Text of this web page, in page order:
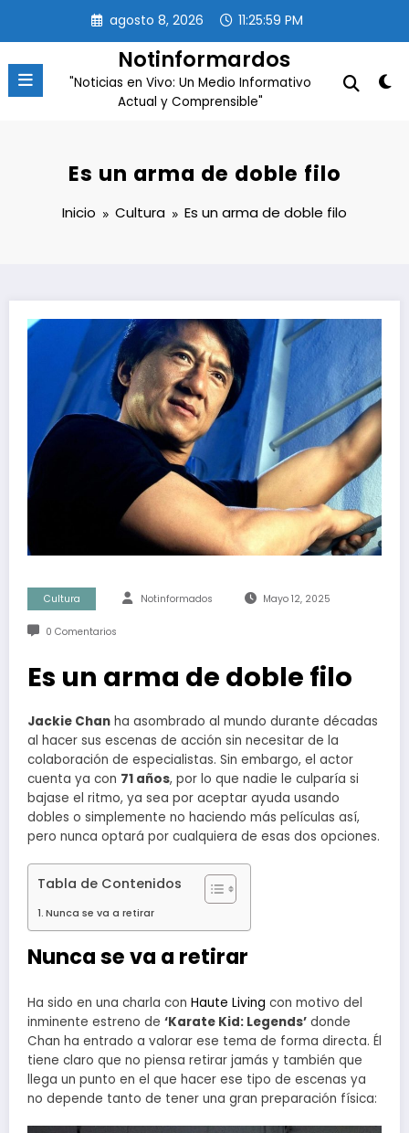
contenido
agosto 8, 2026 11:25:59 PM
Notinformardos
"Noticias en Vivo: Un Medio Informativo
Actual y Comprensible"
Es un arma de doble filo
Inicio Cultura Es un arma de doble filo
Cultura Notinformados Mayo 12, 2025
0 Comentarios
Es un arma de doble filo
Jackie Chan ha asombrado al mundo durante décadas
al hacer sus escenas de acción sin necesitar de la
colaboración de especialistas. Sin embargo, el actor
cuenta ya con 71 años, por lo que nadie le culparía si
bajase el ritmo, ya sea por aceptar ayuda usando
dobles o simplemente no haciendo más películas así,
pero nunca optará por cualquiera de esas dos opciones.
Tabla de Contenidos
Nunca se va a retirar
Nunca se va a retirar
Ha sido en una charla con Haute Living con motivo del
inminente estreno de ‘Karate Kid: Legends’ donde
Chan ha entrado a valorar ese tema de forma directa. Él
tiene claro que no piensa retirar jamás y también que
llega un punto en el que hacer ese tipo de escenas ya
no depende tanto de tener una gran preparación física: